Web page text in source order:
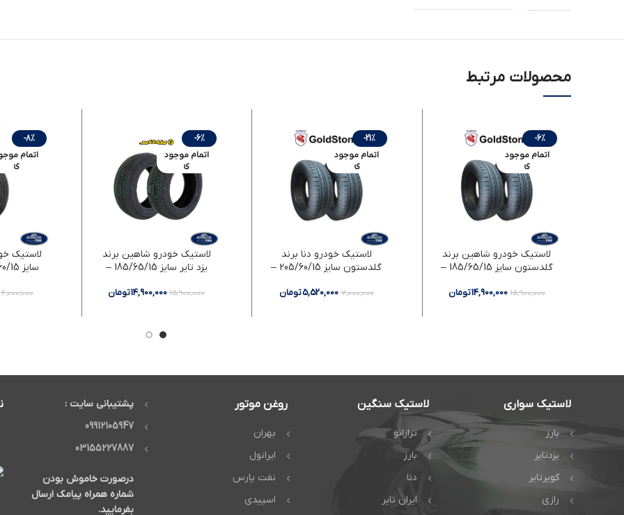
محصولات مرتبط
-6%
اتمام موجود
ی
لاستیک خودرو شاهین برند
گلدستون سایز 185/65/15 –
15,900,000
14,900,000تومان
-21%
اتمام موجود
ی
لاستیک خودرو دنا برند
گلدستون سایز 205/60/15 –
7,000,000
5,520,000تومان
-6%
اتمام موجود
ی
لاستیک خودرو شاهین برند
یزد تایر سایز 185/65/15 –
15,900,000
14,900,000تومان
-8%
اتمام
ی
لاستیک
سایز 205/60/15 – دو حلقه
6,000,000
لاستیک سواری
بارز
یزدتایر
کویرتایر
رازی
لاستیک سنگین
ترازانو
بارز
دنا
ایران تایر
روغن موتور
بهران
ایرانول
نفت پارس
اسپیدی
پشتیبانی سایت :
09912105947
03155227887
درصورت خاموش بودن
شماره همراه پیامک ارسال
بفرمایید.